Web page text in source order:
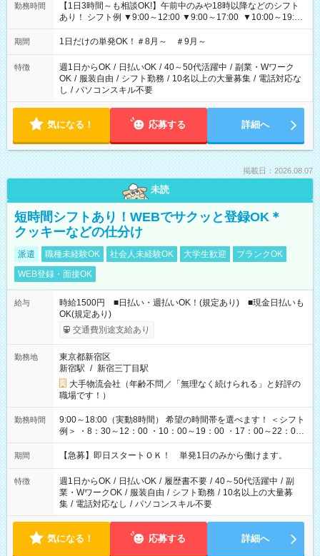
勤務時間
【1日3時間～も相談OK!】午前中のみや18時以降などのシフト
あり！ シフト例 ▼9:00～12:00 ▼9:00～17:00 ▼10:00～19:00
▼18:00～21:00
期間 1日だけの単発OK！＃8月～ ＃9月～
特徴 週1日からOK / 日払いOK / 40～50代活躍中 / 副業・Wワーク
OK / 服装自由 / シフト勤務 / 10名以上の大量募集 / 電話対応な
し / パソコンスキル不要
気になる！ 応募する 詳細へ
掲載日：2026.08.07
未読
短時間シフトあり！WEBでサクッと登録OK＊
クッキーなどの仕分け
派遣 職種未経験OK 社会人未経験OK 大学生歓迎
ブランクOK
WEB登録・面接OK
給与
時給1500円 ■日払い・週払いOK！(規定あり) ■現金日払いも
OK(規定あり)
交通費別途支給あり
勤務地
東京都新宿区
新宿駅 / 新宿三丁目駅
大手物流会社（年齢不問／「無理なく続けられる」と好評の
職場です！）
勤務時間
9:00～18:00（実動8時間） 希望の時間帯を選べます！ ＜シフト
例＞ ・8：30～12：00 ・10：00～19：00 ・17：00～22：00
・13：00～22：00 ・22：00～翌6：00 など
期間 【急募】即日スタートＯＫ！ 単発1日のみから働けます。
特徴 週1日からOK / 日払いOK / 履歴書不要 / 40～50代活躍中 / 副
業・WワークOK / 服装自由 / シフト勤務 / 10名以上の大量募
集 / 電話対応なし / パソコンスキル不要
気になる！ 応募する 詳細へ